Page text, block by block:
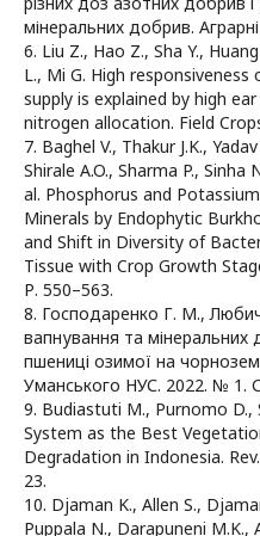
мінеральних добрив.
6. Liu Z., Hao Z., Sha Y.,
L., Mi G. High
supply is explained by high
nitrogen allocation. Field
7. Baghel V., Thakur J.K.,
Shirale A.O., Sharma P.,
al. Phosphorus and
Minerals by Endophytic
and Shift in Diversity of
Tissue with Crop Growth
Р. 550–563.
8. Господаренко Г. М.,
вапнування та мінеральних
пшениці озимої на
Уманського НУС. 2022. № 1.
9. Budiastuti M., Purnomo
System as the Best
Degradation in Indonesia.
23.
10. Djaman K., Allen S.,
Puppala N., Darapuneni M.K.,